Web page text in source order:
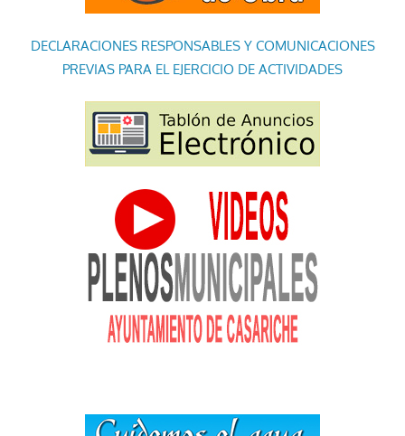
DECLARACIONES RESPONSABLES Y COMUNICACIONES
PREVIAS PARA EL EJERCICIO DE ACTIVIDADES